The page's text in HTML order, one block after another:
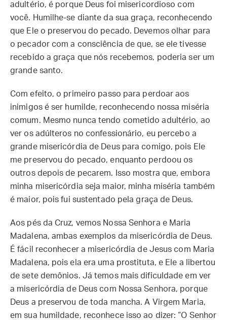
adultério, é porque Deus foi misericordioso com
você. Humilhe-se diante da sua graça, reconhecendo
que Ele o preservou do pecado. Devemos olhar para
o pecador com a consciência de que, se ele tivesse
recebido a graça que nós recebemos, poderia ser um
grande santo.
Com efeito, o primeiro passo para perdoar aos
inimigos é ser humilde, reconhecendo nossa miséria
comum. Mesmo nunca tendo cometido adultério, ao
ver os adúlteros no confessionário, eu percebo a
grande misericórdia de Deus para comigo, pois Ele
me preservou do pecado, enquanto perdoou os
outros depois de pecarem. Isso mostra que, embora
minha misericórdia seja maior, minha miséria também
é maior, pois fui sustentado pela graça de Deus.
Aos pés da Cruz, vemos Nossa Senhora e Maria
Madalena, ambas exemplos da misericórdia de Deus.
É fácil reconhecer a misericórdia de Jesus com Maria
Madalena, pois ela era uma prostituta, e Ele a libertou
de sete demônios. Já temos mais dificuldade em ver
a misericórdia de Deus com Nossa Senhora, porque
Deus a preservou de toda mancha. A Virgem Maria,
em sua humildade, reconhece isso ao dizer: “O Senhor